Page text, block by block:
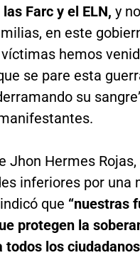
Farc y el ELN, y
en este
hemos
se pare esta
su
Jhon Hermes
inferiores por una
que “nuestras
protegen la
todos los